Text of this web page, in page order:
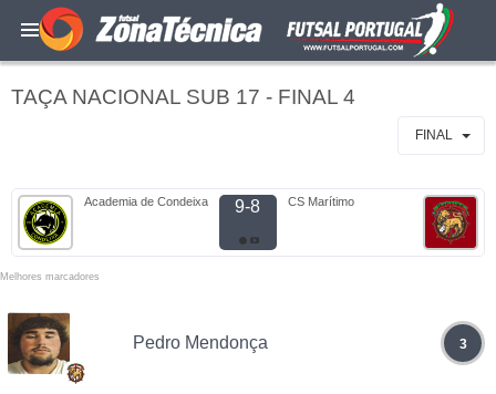
TAÇA NACIONAL SUB 17 - FINAL 4
FINAL
Academia de Condeixa 9-8 CS Marítimo
Melhores marcadores
Pedro Mendonça 3